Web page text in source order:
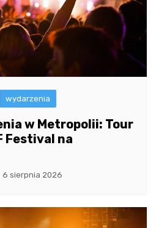
wydarzenia
w Metropolii: Tour
Festival na
6 sierpnia 2026